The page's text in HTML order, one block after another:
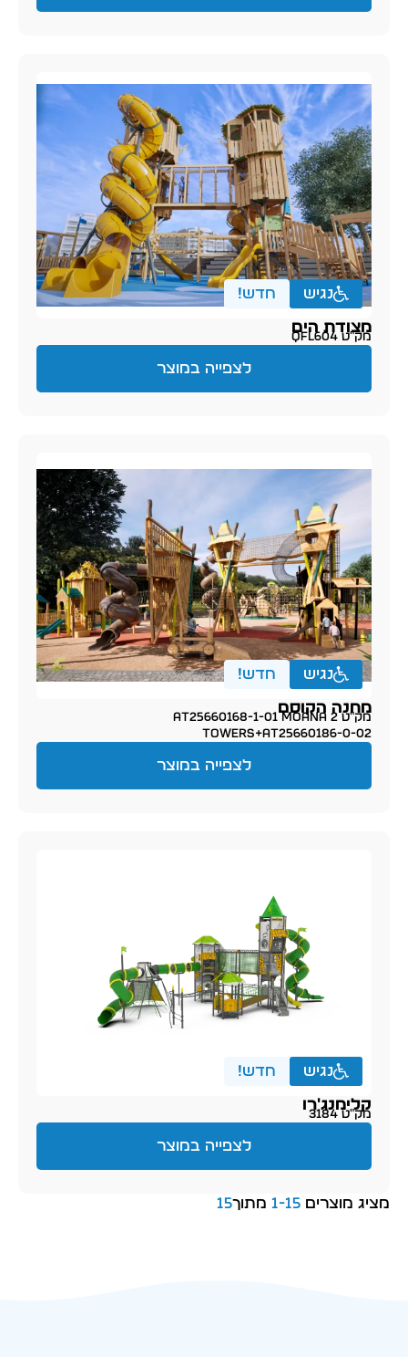
נגיש חדש!
מצודת הים
מק״ט QFL604
לצפייה במוצר
נגיש חדש!
מחנה הקוסם
מק״ט AT25660168-1-01 MOANA 2
TOWERS+AT25660186-0-02
לצפייה במוצר
נגיש חדש!
קלימנג'רו
מק״ט 3184
לצפייה במוצר
מציג מוצרים 1-15 מתוך15